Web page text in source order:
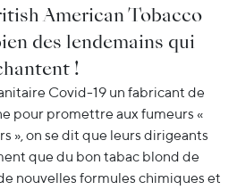
American Tobacco
des lendemains qui
!
Covid-19 un fabricant de
pour promettre aux fumeurs «
», on se dit que leurs dirigeants
que du bon tabac blond de
nouvelles formules chimiques et